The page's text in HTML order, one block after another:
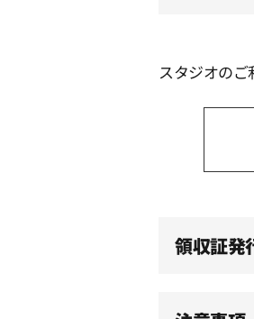
スタジオの
領収証発